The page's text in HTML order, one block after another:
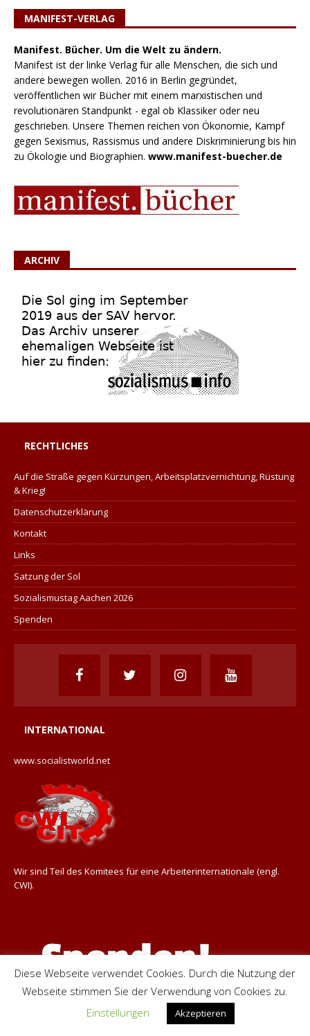
MANIFEST-VERLAG
Manifest. Bücher. Um die Welt zu ändern.
Manifest ist der linke Verlag für alle Menschen, die sich und
andere bewegen wollen. 2016 in Berlin gegründet,
veröffentlichen wir Bücher mit einem marxistischen und
revolutionären Standpunkt - egal ob Klassiker oder neu
geschrieben. Unsere Themen reichen von Ökonomie, Kampf
gegen Sexismus, Rassismus und andere Diskriminierung bis hin
zu Ökologie und Biographien. www.manifest-buecher.de
ARCHIV
RECHTLICHES
Auf die Straße gegen Kürzungen, Arbeitsplatzvernichtung, Rüstung
& Krieg!
Datenschutzerklärung
Kontakt
Links
Satzung der Sol
Sozialismustag Aachen 2026
Spenden
INTERNATIONAL
www.socialistworld.net
Wir sind Teil des Komitees für eine Arbeiterinternationale (engl.
CWI).
Diese Webseite verwendet Cookies. Durch die Nutzung der
Webseite stimmen Sie der Verwendung von Cookies zu.
Einstellungen
Akzeptieren